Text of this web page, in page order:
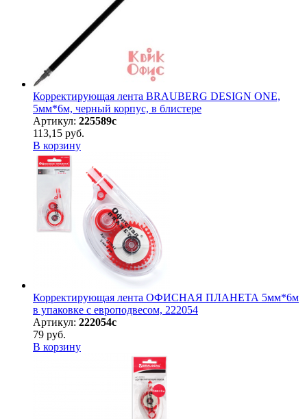
Корректирующая лента BRAUBERG DESIGN ONE,
5мм*6м, черный корпус, в блистере
Артикул: 225589с
113,15 руб.
В корзину
Корректирующая лента ОФИСНАЯ ПЛАНЕТА 5мм*6м
в упаковке с европодвесом, 222054
Артикул: 222054с
79 руб.
В корзину